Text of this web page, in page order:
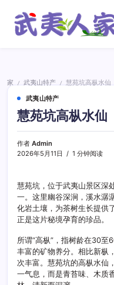
家
家 / 武夷山特产 /
慧苑坑高枞水仙
武夷山特产
慧苑坑高枞水仙
作者 Admin
2026年5月11日
1 分钟阅读
慧苑坑，位于武夷山景区深
一。这里幽谷深涧，溪水潺
化岩土壤，为茶树生长提供
正是这片秘境孕育的珍品。
所谓“高枞”，指树龄在30至
丰富的矿物养分。相比新枞
次丰富。慧苑坑的高枞水仙
一气息，而是青苔味、木质